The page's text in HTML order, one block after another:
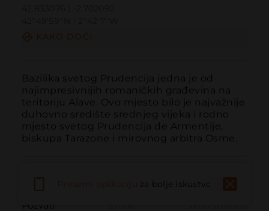
Bazilika svetog Prudencija jedna je od
najimpresivnijih romaničkih građevina na
teritoriju Alave. Ovo mjesto bilo je najvažnije
duhovno središte srednjeg vijeka i rodno
mjesto svetog Prudencija de Armentije,
biskupa Tarazone i mirovnog arbitra Osme.
Pozvati
za bolje iskustvo